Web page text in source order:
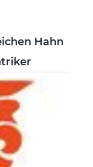
Hahn